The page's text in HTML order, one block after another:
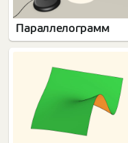
Параллелограмм